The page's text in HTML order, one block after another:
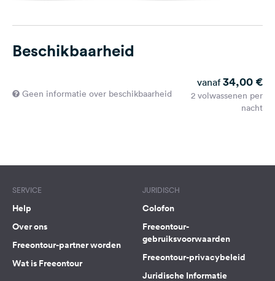
Beschikbaarheid
Geen informatie over beschikbaarheid
vanaf 34,00 €
2 volwassenen per
nacht
SERVICE
Help
Over ons
Freeontour-partner worden
Wat is Freeontour
JURIDISCH
Colofon
Freeontour-
gebruiksvoorwaarden
Freeontour-privacybeleid
Juridische Informatie